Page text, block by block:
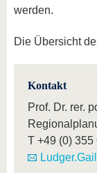
werden.
Die Übersicht
Kontakt
Prof. Dr. rer.
T +49 (0) 355